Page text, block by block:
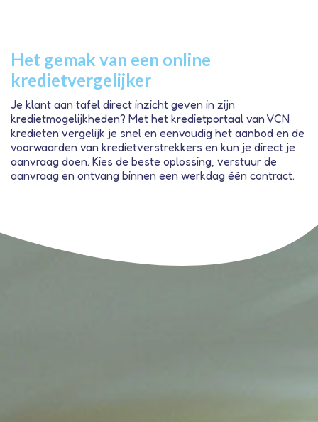
Het gemak van een online
kredietvergelijker
Je klant aan tafel direct inzicht geven in zijn
kredietmogelijkheden? Met het kredietportaal van VCN
kredieten vergelijk je snel en eenvoudig het aanbod en de
voorwaarden van kredietverstrekkers en kun je direct je
aanvraag doen. Kies de beste oplossing, verstuur de
aanvraag en ontvang binnen een werkdag één contract.